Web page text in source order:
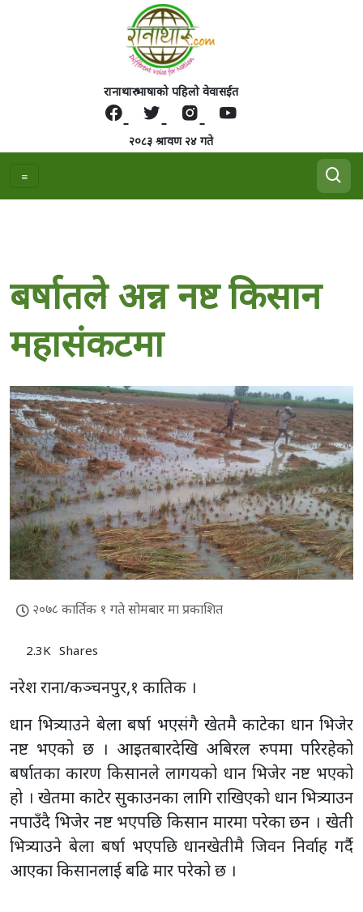
रानाथारु भाषाको पहिलो वेवासईत
२०८३ श्रावण २४ गते
बर्षातले अन्न नष्ट किसान
महासंकटमा
२०७८ कार्तिक १ गते सोमबार मा प्रकाशित
2.3K Shares
नरेश राना/कञ्चनपुर,१ कातिक ।
धान भित्र्याउने बेला बर्षा भएसंगै खेतमै काटेका धान भिजेर
नष्ट भएको छ । आइतबारदेखि अबिरल रुपमा परिरहेको
बर्षातका कारण किसानले लागयको धान भिजेर नष्ट भएको
हो । खेतमा काटेर सुकाउनका लागि राखिएको धान भित्र्याउन
नपाउँदै भिजेर नष्ट भएपछि किसान मारमा परेका छन । खेती
भित्र्याउने बेला बर्षा भएपछि धानखेतीमै जिवन निर्वाह गर्दै
आएका किसानलाई बढि मार परेको छ ।